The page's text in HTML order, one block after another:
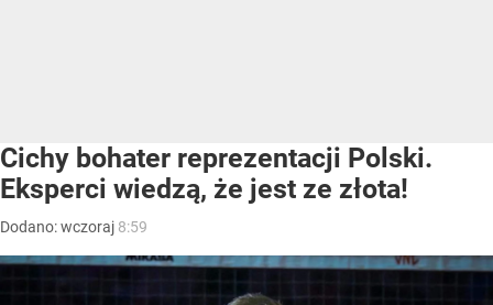
Cichy bohater reprezentacji Polski.
Eksperci wiedzą, że jest ze złota!
Dodano:wczoraj 8:59